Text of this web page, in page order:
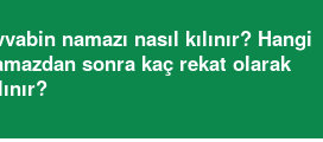
namazı nasıl kılınır? Hangi
sonra kaç rekat olarak